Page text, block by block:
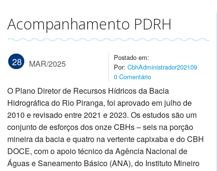
Acompanhamento PDRH
28 MAR/2025
Postado em:
Por: CbhAdministrador202109
0 Comentário
O Plano Diretor de Recursos Hídricos da Bacia
Hidrográfica do Rio Piranga, foi aprovado em julho de
2010 e revisado entre 2021 e 2023. Os estudos são um
conjunto de esforços dos onze CBHs – seis na porção
mineira da bacia e quatro na vertente capixaba e do CBH
DOCE, com o apoio técnico da Agência Nacional de
Águas e Saneamento Básico (ANA), do Instituto Mineiro